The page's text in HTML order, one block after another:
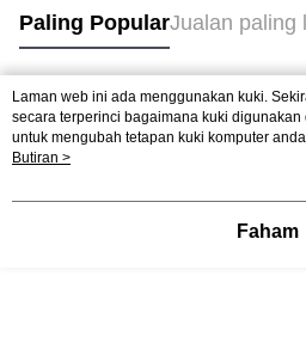
Paling PopularJualan paling
Tag Popular
Laman web ini ada menggunakan kuki.
secara terperinci bagaimana kuki
untuk mengubah tetapan kuki komputer
menggunakan kuki di komputer anda, sila
mengetahui secara terperinci bagaimana
mahu menggunakan kuki di komputer anda,
Butiran >
Faham